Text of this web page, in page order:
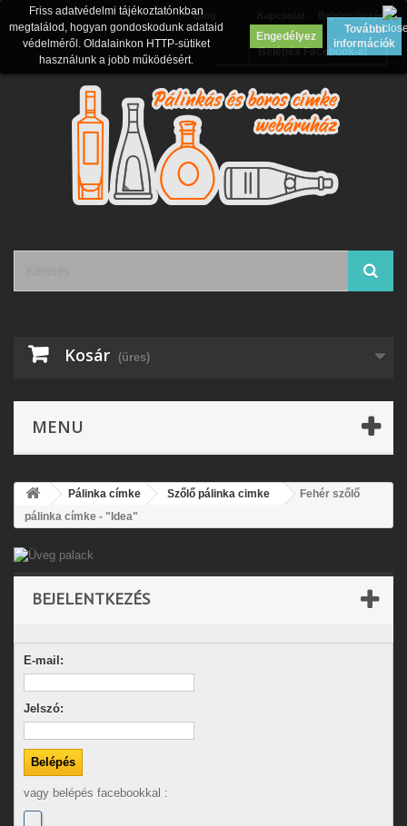
Bejelentkezés
Blog
Belépés Facebook-al
Kosár (üres)
MENU
Friss adatvédelmi tájékoztatónkban
megtalálod, hogyan gondoskodunk adataid
védelméről. Oldalainkon HTTP-sütiket
használunk a jobb működésért.
Engedélyez
További
információk
Pálinka címke Szőlő pálinka cimke
Fehér szőlő
pálinka címke - "Idea"
BEJELENTKEZÉS
E-mail:
Jelszó:
vagy belépés facebookkal :